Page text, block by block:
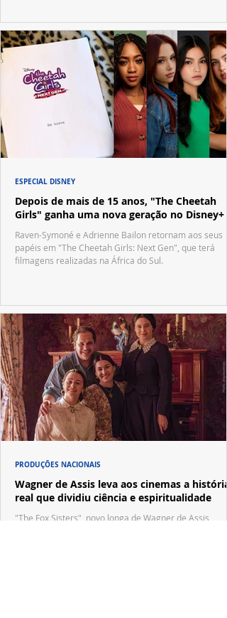
Depois de mais de 15 anos, "The Cheetah
Girls" ganha uma nova geração no Disney+
Raven-Symoné e Adrienne Bailon retornam aos seus
papéis em "The Cheetah Girls: Next Gen", que terá
filmagens realizadas na África do Sul.
ESPECIAL DISNEY
Wagner de Assis leva aos cinemas a história
real que dividiu ciência e espiritualidade
"The Fox Sisters", novo longa de Wagner de Assis,
PRODUÇÕES NACIONAIS